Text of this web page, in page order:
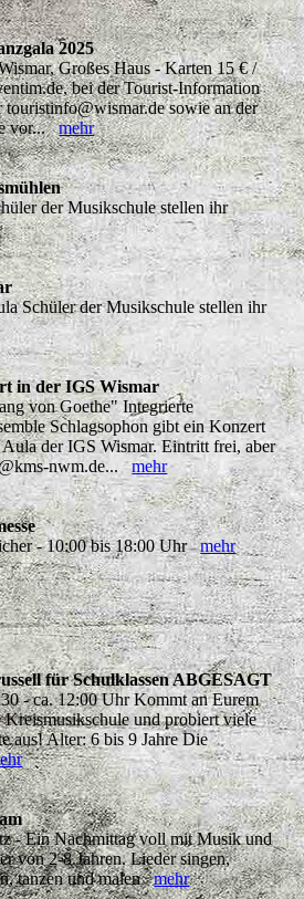
2025
Großes Haus - Karten 15 € /
bei der Tourist-Information
touristinfo@wismar.de sowie an der
vor...mehr
der Musikschule stellen ihr
Schüler der Musikschule stellen ihr
in der IGS Wismar
von Goethe" Integrierte
Schlagsophon gibt ein Konzert
der IGS Wismar. Eintritt frei, aber
nwm.de...mehr
- 10:00 bis 18:00 Uhrmehr
für Schulklassen ABGESAGT
- ca. 12:00 Uhr Kommt an Eurem
Kreismusikschule und probiert viele
aus! Alter: 6 bis 9 Jahre Die
- Ein Nachmittag voll mit Musik und
von 2-8 Jahren. Lieder singen,
tanzen und malenmehr